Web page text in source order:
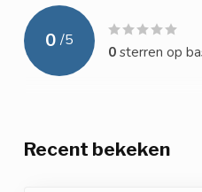
0 /5
0sterren op
Recent bekeken